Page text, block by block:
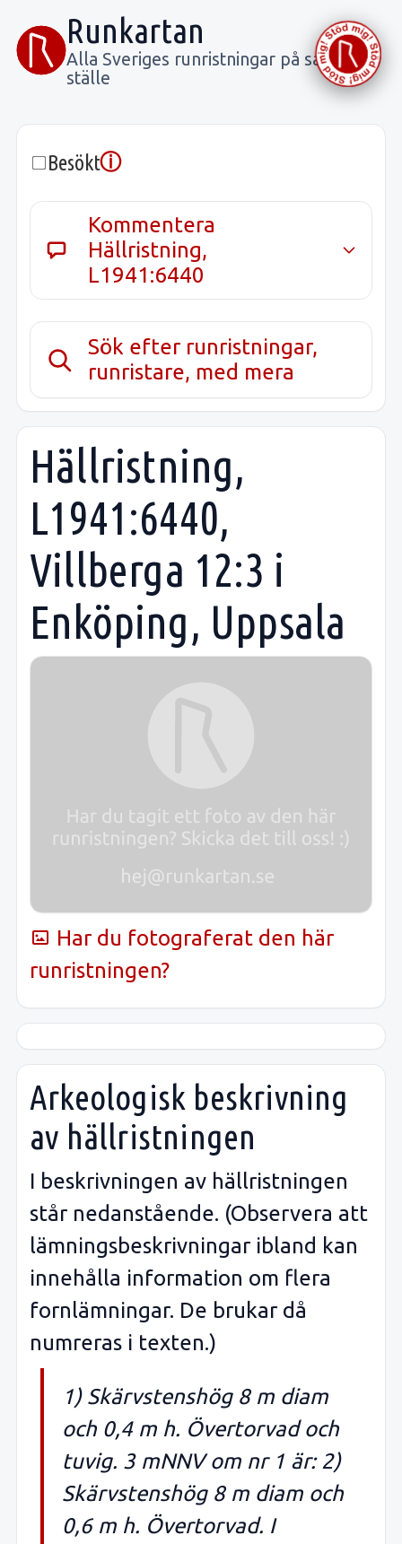
Runkartan
Alla Sveriges runristningar på samma
ställe
Besöktⓘ
Kommentera
Hällristning,
L1941:6440
Sök efter runristningar,
runristare, med mera
Hällristning,
L1941:6440,
Villberga 12:3 i
Enköping, Uppsala
Har du fotograferat den här
runristningen?
Arkeologisk beskrivning
av hällristningen
I beskrivningen av hällristningen
står nedanstående. (Observera att
lämningsbeskrivningar ibland kan
innehålla information om flera
fornlämningar. De brukar då
numreras i texten.)
1) Skärvstenshög 8 m diam
och 0,4 m h. Övertorvad och
tuvig. 3 mNNV om nr 1 är: 2)
Skärvstenshög 8 m diam och
0,6 m h. Övertorvad. I